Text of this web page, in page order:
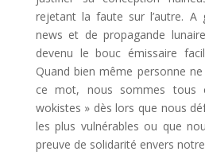
rejetant la faute sur l’autre. A
news et de propagande
devenu le bouc émissaire
Quand bien même personne
ce mot, nous sommes tous
wokistes » dès lors que nous
les plus vulnérables ou que
preuve de solidarité envers